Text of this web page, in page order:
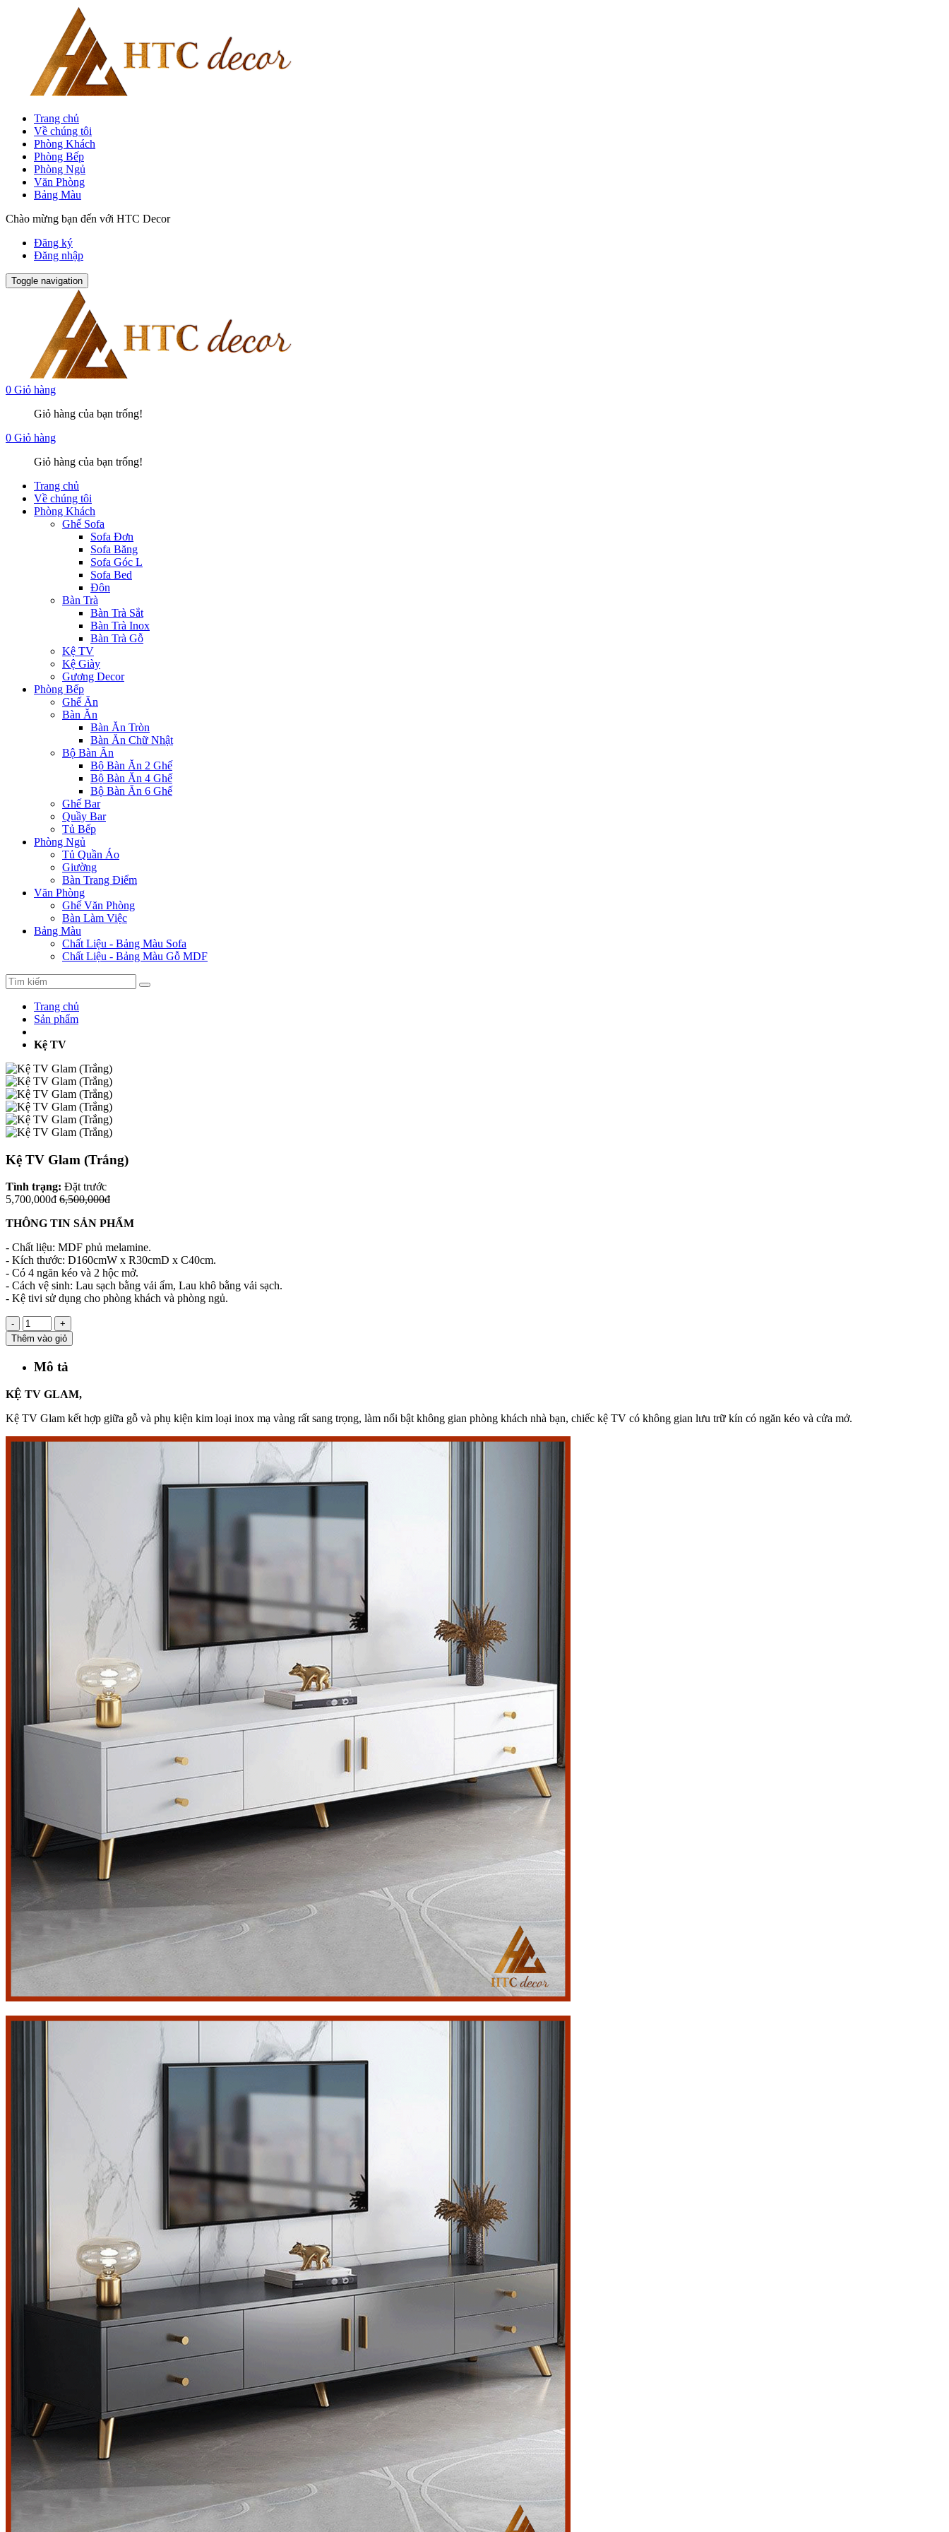
Trang chủ
Về chúng tôi
Phòng Khách
Phòng Bếp
Phòng Ngủ
Văn Phòng
Bảng Màu
Chào mừng bạn đến với HTC Decor
Đăng ký
Đăng nhập
Toggle navigation
0 Giỏ hàng
Giỏ hàng của bạn trống!
0 Giỏ hàng
Giỏ hàng của bạn trống!
Trang chủ
Về chúng tôi
Phòng Khách
Ghế Sofa
Sofa Đơn
Sofa Băng
Sofa Góc L
Sofa Bed
Đôn
Bàn Trà
Bàn Trà Sắt
Bàn Trà Inox
Bàn Trà Gỗ
Kệ TV
Kệ Giày
Gương Decor
Phòng Bếp
Ghế Ăn
Bàn Ăn
Bàn Ăn Tròn
Bàn Ăn Chữ Nhật
Bộ Bàn Ăn
Bộ Bàn Ăn 2 Ghế
Bộ Bàn Ăn 4 Ghế
Bộ Bàn Ăn 6 Ghế
Ghế Bar
Quầy Bar
Tủ Bếp
Phòng Ngủ
Tủ Quần Áo
Giường
Bàn Trang Điểm
Văn Phòng
Ghế Văn Phòng
Bàn Làm Việc
Bảng Màu
Chất Liệu - Bảng Màu Sofa
Chất Liệu - Bảng Màu Gỗ MDF
Trang chủ
Sản phẩm
Kệ TV
Kệ TV Glam (Trắng)
Tình trạng: Đặt trước
5,700,000đ 6,500,000đ
THÔNG TIN SẢN PHẨM
- Chất liệu: MDF phủ melamine.
- Kích thước: D160cmW x R30cmD x C40cm.
- Có 4 ngăn kéo và 2 hộc mở.
- Cách vệ sinh: Lau sạch bằng vải ẩm, Lau khô bằng vải sạch.
- Kệ tivi sử dụng cho phòng khách và phòng ngủ.
-
+
Thêm vào giỏ
Mô tả
KỆ TV GLAM,
Kệ TV Glam kết hợp giữa gỗ và phụ kiện kim loại inox mạ vàng rất sang trọng, làm nổi bật không gian phòng khách nhà bạn, chiếc kệ TV có không gian lưu trữ kín có ngăn kéo và cửa mở.